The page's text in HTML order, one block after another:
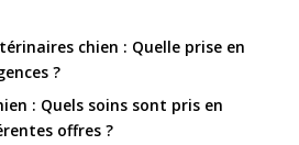
chien : Quelle prise en
?
: Quels soins sont pris en
offres ?